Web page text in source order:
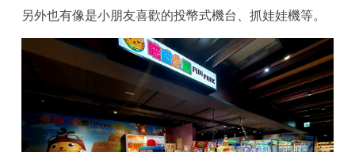
另外也有像是小朋友喜歡的投幣式機台、抓娃娃機等。